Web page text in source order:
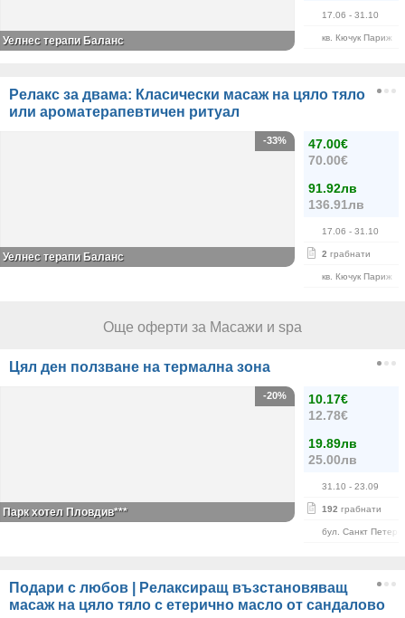
17.06 - 31.10
кв. Кючук Париж
Уелнес терапи Баланс
Релакс за двама: Класически масаж на цяло тяло
или ароматерапевтичен ритуал
47.00€
70.00€
91.92лв
136.91лв
17.06 - 31.10
2 грабнати
кв. Кючук Париж
-33%
Уелнес терапи Баланс
Още оферти за Масажи и spa
Цял ден ползване на термална зона
10.17€
12.78€
19.89лв
25.00лв
31.10 - 23.09
192 грабнати
бул. Санкт
-20%
Парк хотел Пловдив***
Подари с любов | Релаксиращ възстановяващ
масаж на цяло тяло с етерично масло от сандалово